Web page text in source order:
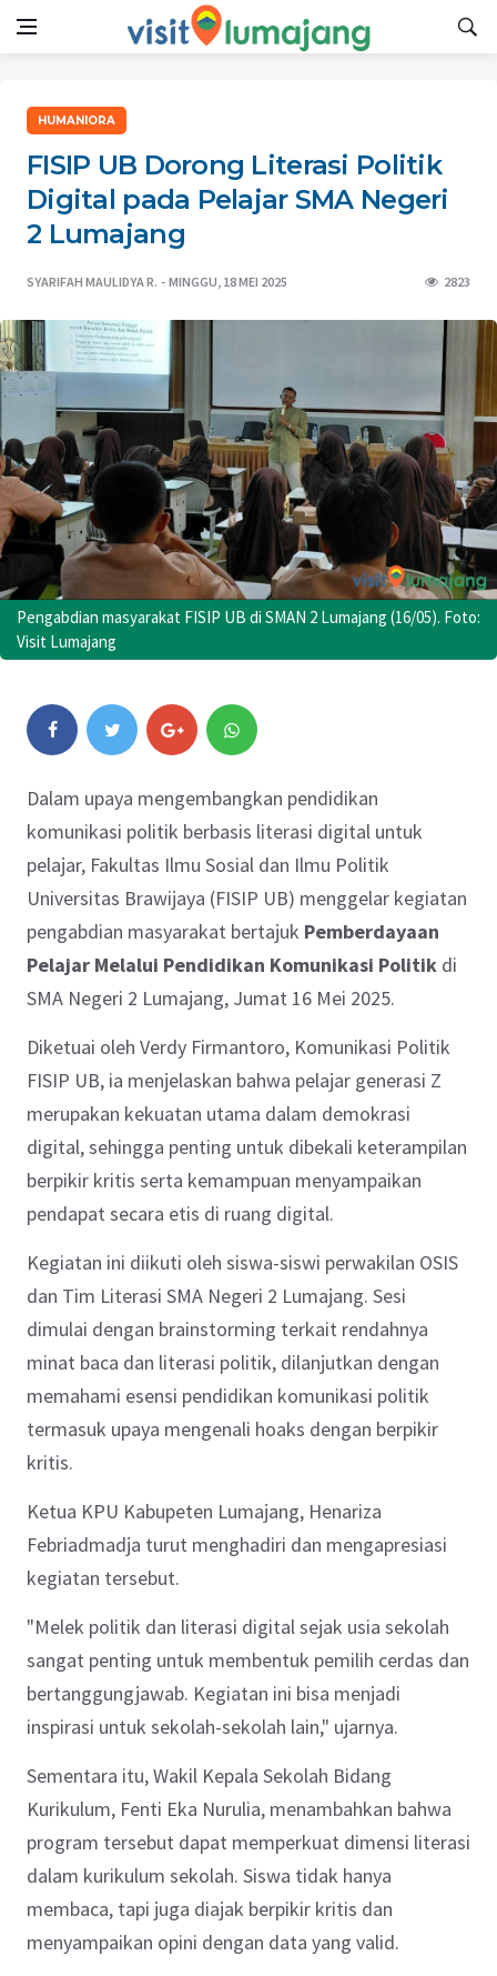
HUMANIORA
FISIP UB Dorong Literasi Politik
Digital pada Pelajar SMA Negeri
2 Lumajang
SYARIFAH MAULIDYA R. MINGGU, 18 MEI 2025 2823
Pengabdian masyarakat FISIP UB di SMAN 2 Lumajang (16/05). Foto:
Visit Lumajang
Dalam upaya mengembangkan pendidikan
komunikasi politik berbasis literasi digital untuk
pelajar, Fakultas Ilmu Sosial dan Ilmu Politik
Universitas Brawijaya (FISIP UB) menggelar kegiatan
pengabdian masyarakat bertajuk Pemberdayaan
Pelajar Melalui Pendidikan Komunikasi Politik di
SMA Negeri 2 Lumajang, Jumat 16 Mei 2025.
Diketuai oleh Verdy Firmantoro, Komunikasi Politik
FISIP UB, ia menjelaskan bahwa pelajar generasi Z
merupakan kekuatan utama dalam demokrasi
digital, sehingga penting untuk dibekali keterampilan
berpikir kritis serta kemampuan menyampaikan
pendapat secara etis di ruang digital.
Kegiatan ini diikuti oleh siswa-siswi perwakilan OSIS
dan Tim Literasi SMA Negeri 2 Lumajang. Sesi
dimulai dengan brainstorming terkait rendahnya
minat baca dan literasi politik, dilanjutkan dengan
memahami esensi pendidikan komunikasi politik
termasuk upaya mengenali hoaks dengan berpikir
kritis.
Ketua KPU Kabupeten Lumajang, Henariza
Febriadmadja turut menghadiri dan mengapresiasi
kegiatan tersebut.
"Melek politik dan literasi digital sejak usia sekolah
sangat penting untuk membentuk pemilih cerdas dan
bertanggungjawab. Kegiatan ini bisa menjadi
inspirasi untuk sekolah-sekolah lain," ujarnya.
Sementara itu, Wakil Kepala Sekolah Bidang
Kurikulum, Fenti Eka Nurulia, menambahkan bahwa
program tersebut dapat memperkuat dimensi literasi
dalam kurikulum sekolah. Siswa tidak hanya
membaca, tapi juga diajak berpikir kritis dan
menyampaikan opini dengan data yang valid.